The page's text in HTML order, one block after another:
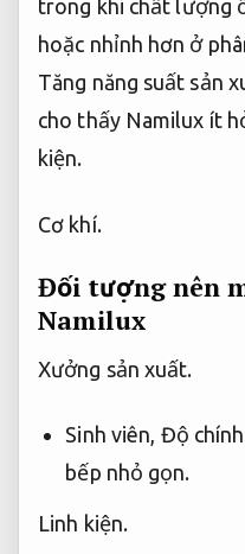
trong khi chất lượng
hoặc nhỉnh hơn ở
Tăng năng suất sản
cho thấy Namilux ít
kiện.
Cơ khí.
Đối tượng nên
Namilux
Xưởng sản xuất.
Sinh viên, Độ
bếp nhỏ gọn.
Linh kiện.